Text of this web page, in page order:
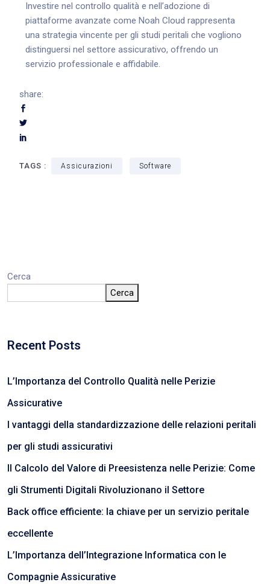
Investire nel controllo qualità e nell’adozione di
piattaforme avanzate come Noah Cloud rappresenta
una strategia vincente per gli studi peritali che vogliono
distinguersi nel settore assicurativo, offrendo un
servizio professionale e affidabile.
share:
TAGS : Assicurazioni Software
Cerca
Cerca
Recent Posts
L’Importanza del Controllo Qualità nelle Perizie
Assicurative
I vantaggi della standardizzazione delle relazioni peritali
per gli studi assicurativi
Il Calcolo del Valore di Preesistenza nelle Perizie: Come
gli Strumenti Digitali Rivoluzionano il Settore
Back office efficiente: la chiave per un servizio peritale
eccellente
L’Importanza dell’Integrazione Informatica con le
Compagnie Assicurative